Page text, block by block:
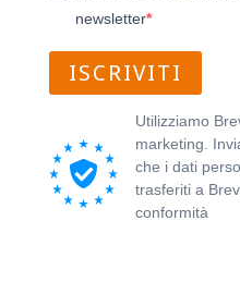
newsletter
ISCRIVITI
Utilizziamo
marketing.
che i dati
trasferiti a
conformità